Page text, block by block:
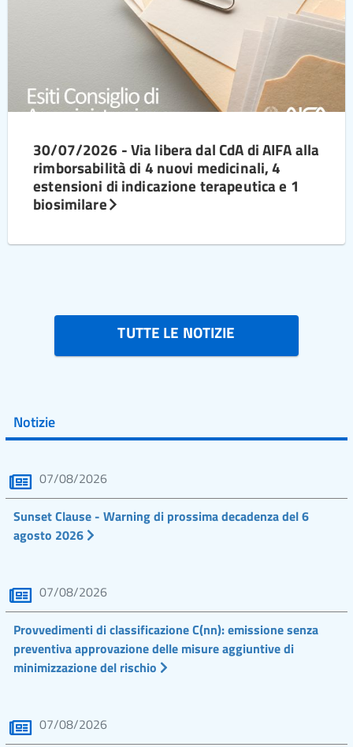
30/07/2026 - Via libera dal CdA di AIFA alla
rimborsabilità di 4 nuovi medicinali, 4
estensioni di indicazione terapeutica e 1
biosimilare
TUTTE LE NOTIZIE
Notizie
07/08/2026
Sunset Clause - Warning di prossima decadenza del 6
agosto 2026
07/08/2026
Provvedimenti di classificazione C(nn): emissione senza
preventiva approvazione delle misure aggiuntive di
minimizzazione del rischio
07/08/2026